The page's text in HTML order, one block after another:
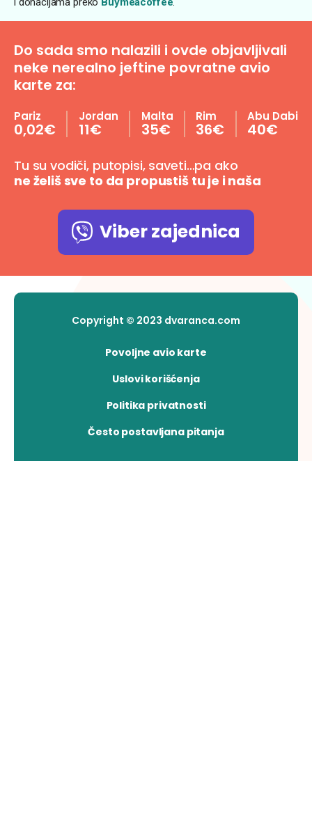
Do sada smo nalazili i ovde objavljivali
neke nerealno jeftine povratne avio
karte za:
Pariz
0,02€
Jordan
11€
Malta
35€
Rim
36€
Abu Dabi
40€
Tu su vodiči, putopisi, saveti…pa ako
ne želiš sve to da propustiš tu je i naša
Viber zajednica
Copyright © 2023 dvaranca.com
Povoljne avio karte
Uslovi korišćenja
Politika privatnosti
Često postavljana pitanja